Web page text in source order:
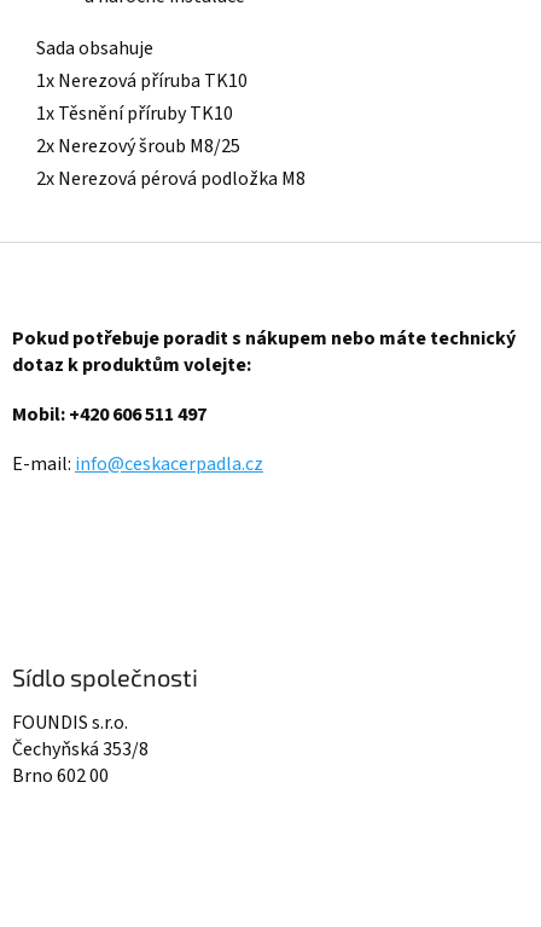
Sada obsahuje
1x Nerezová příruba TK10
1x Těsnění příruby TK10
2x Nerezový šroub M8/25
2x Nerezová pérová podložka M8
Pokud potřebuje poradit s nákupem nebo máte technický
dotaz k produktům volejte:
Mobil: +420 606 511 497
E-mail: info@ceskacerpadla.cz
Sídlo společnosti
FOUNDIS s.r.o.
Čechyňská 353/8
Brno 602 00